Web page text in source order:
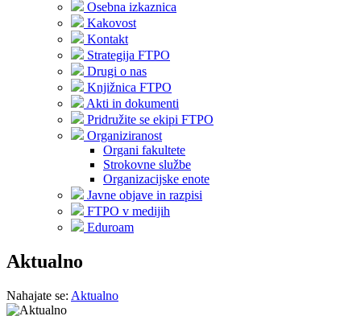
Osebna izkaznica
Kakovost
Kontakt
Strategija FTPO
Drugi o nas
Knjižnica FTPO
Akti in dokumenti
Pridružite se ekipi FTPO
Organiziranost
Organi fakultete
Strokovne službe
Organizacijske enote
Javne objave in razpisi
FTPO v medijih
Eduroam
Aktualno
Nahajate se: Aktualno